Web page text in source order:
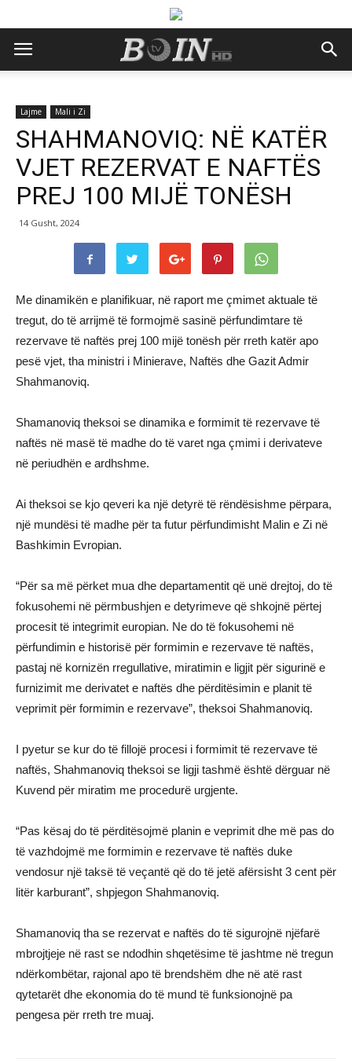
Lajme Mali i Zi
SHAHMANOVIQ: NË KATËR
VJET REZERVAT E NAFTËS
PREJ 100 MIJË TONËSH
14 Gusht, 2024
Me dinamikën e planifikuar, në raport me çmimet aktuale të
tregut, do të arrijmë të formojmë sasinë përfundimtare të
rezervave të naftës prej 100 mijë tonësh për rreth katër apo
pesë vjet, tha ministri i Minierave, Naftës dhe Gazit Admir
Shahmanoviq.
Shamanoviq theksoi se dinamika e formimit të rezervave të
naftës në masë të madhe do të varet nga çmimi i derivateve
në periudhën e ardhshme.
Ai theksoi se kjo qeveri ka një detyrë të rëndësishme përpara,
një mundësi të madhe për ta futur përfundimisht Malin e Zi në
Bashkimin Evropian.
“Për sa më përket mua dhe departamentit që unë drejtoj, do të
fokusohemi në përmbushjen e detyrimeve që shkojnë përtej
procesit të integrimit europian. Ne do të fokusohemi në
përfundimin e historisë për formimin e rezervave të naftës,
pastaj në kornizën rregullative, miratimin e ligjit për sigurinë e
furnizimit me derivatet e naftës dhe përditësimin e planit të
veprimit për formimin e rezervave”, theksoi Shahmanoviq.
I pyetur se kur do të fillojë procesi i formimit të rezervave të
naftës, Shahmanoviq theksoi se ligji tashmë është dërguar në
Kuvend për miratim me procedurë urgjente.
“Pas kësaj do të përditësojmë planin e veprimit dhe më pas do
të vazhdojmë me formimin e rezervave të naftës duke
vendosur një taksë të veçantë që do të jetë afërsisht 3 cent për
litër karburant”, shpjegon Shahmanoviq.
Shamanoviq tha se rezervat e naftës do të sigurojnë njëfarë
mbrojtjeje në rast se ndodhin shqetësime të jashtme në tregun
ndërkombëtar, rajonal apo të brendshëm dhe në atë rast
qytetarët dhe ekonomia do të mund të funksionojnë pa
pengesa për rreth tre muaj.